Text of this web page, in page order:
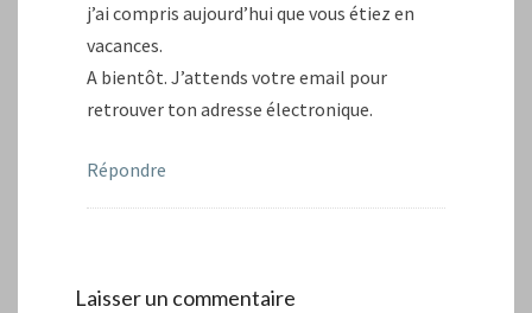
j’ai compris aujourd’hui que vous étiez en
vacances.
A bientôt. J’attends votre email pour
retrouver ton adresse électronique.
Répondre
Laisser un commentaire